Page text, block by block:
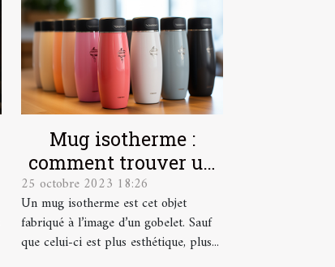
Mug isotherme :
comment trouver un
modèle de qualité ?
25 octobre 2023 18:26
Un mug isotherme est cet objet
fabriqué à l’image d’un gobelet. Sauf
que celui-ci est plus esthétique, plus...